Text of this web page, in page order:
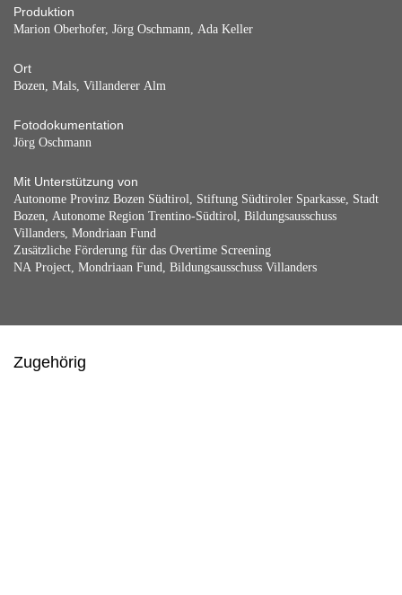
Produktion
Marion Oberhofer, Jörg Oschmann, Ada Keller
Ort
Bozen, Mals, Villanderer Alm
Fotodokumentation
Jörg Oschmann
Mit Unterstützung von
Autonome Provinz Bozen Südtirol, Stiftung Südtiroler Sparkasse, Stadt
Bozen, Autonome Region Trentino-Südtirol, Bildungsausschuss
Villanders, Mondriaan Fund
Zusätzliche Förderung für das Overtime Screening
NA Project, Mondriaan Fund, Bildungsausschuss Villanders
Zugehörig